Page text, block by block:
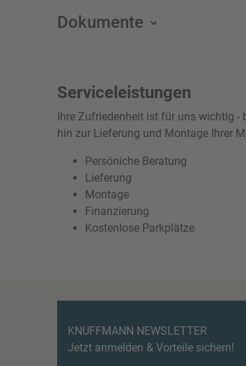
Dokumente
Serviceleistungen
Ihre Zufriedenheit ist für uns wichtig -
hin zur Lieferung und Montage Ihrer
Persöniche Beratung
Lieferung
Montage
Finanzierung
Kostenlose Parkplätze
KNUFFMANN NEWSLETTER
Jetzt anmelden & Vorteile sichern!